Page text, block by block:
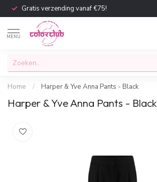
Gratis verzending vanaf €75!
MENU
Home / Harper & Yve Anna Pants - Black
Harper & Yve Anna Pants - Black